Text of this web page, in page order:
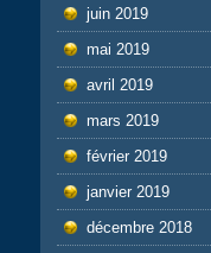
juin 2019
mai 2019
avril 2019
mars 2019
février 2019
janvier 2019
décembre 2018